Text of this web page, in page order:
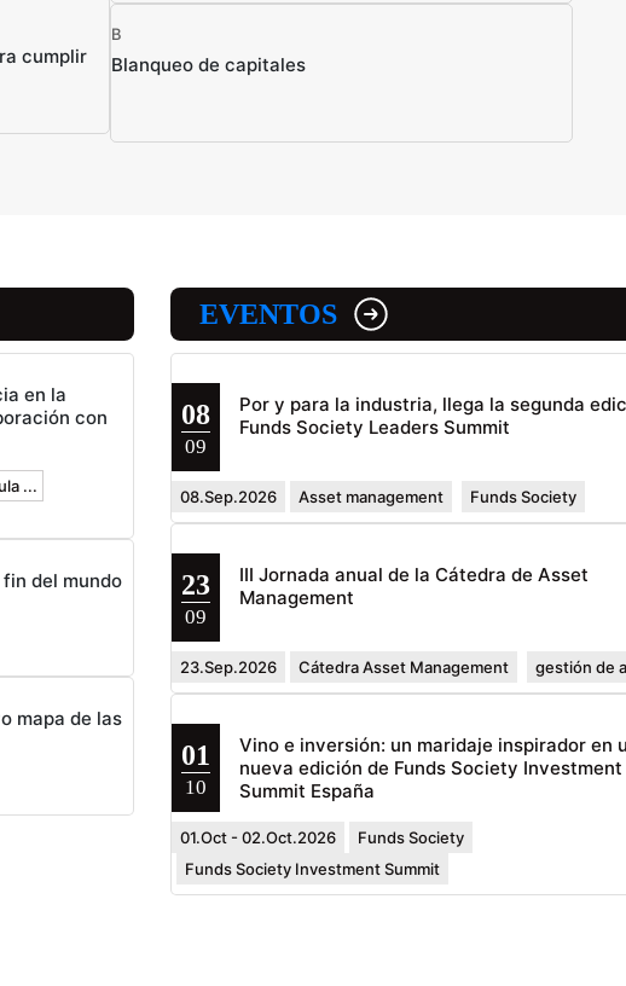
cumplir
B
Blanqueo de capitales
en la
con
...
del mundo
mapa de las
EVENTOS
08
09
Por y para la industria, llega la segunda
Funds Society Leaders Summit
08.Sep.2026 Asset management Funds Society
23
09
III Jornada anual de la Cátedra de Asset
Management
23.Sep.2026 Cátedra Asset Management gestión de
01
10
Vino e inversión: un maridaje inspirador en
nueva edición de Funds Society Investment
Summit España
01.Oct - 02.Oct.2026
Funds Society
Funds Society Investment Summit